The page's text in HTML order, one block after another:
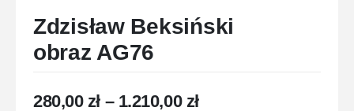
Zdzisław Beksiński
obraz AG76
280,00 zł – 1.210,00 zł